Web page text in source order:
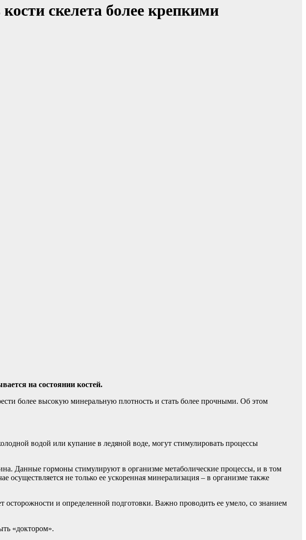
скелета более крепкими
на состоянии костей.
более высокую минеральную плотность и стать более прочными. Об этом
водой или купание в ледяной воде, могут стимулировать процессы
Данные гормоны стимулируют в организме метаболические процессы, и в том
осуществляется не только ее ускоренная минерализация – в организме также
осторожности и определенной подготовки. Важно проводить ее умело, со знанием
«доктором».